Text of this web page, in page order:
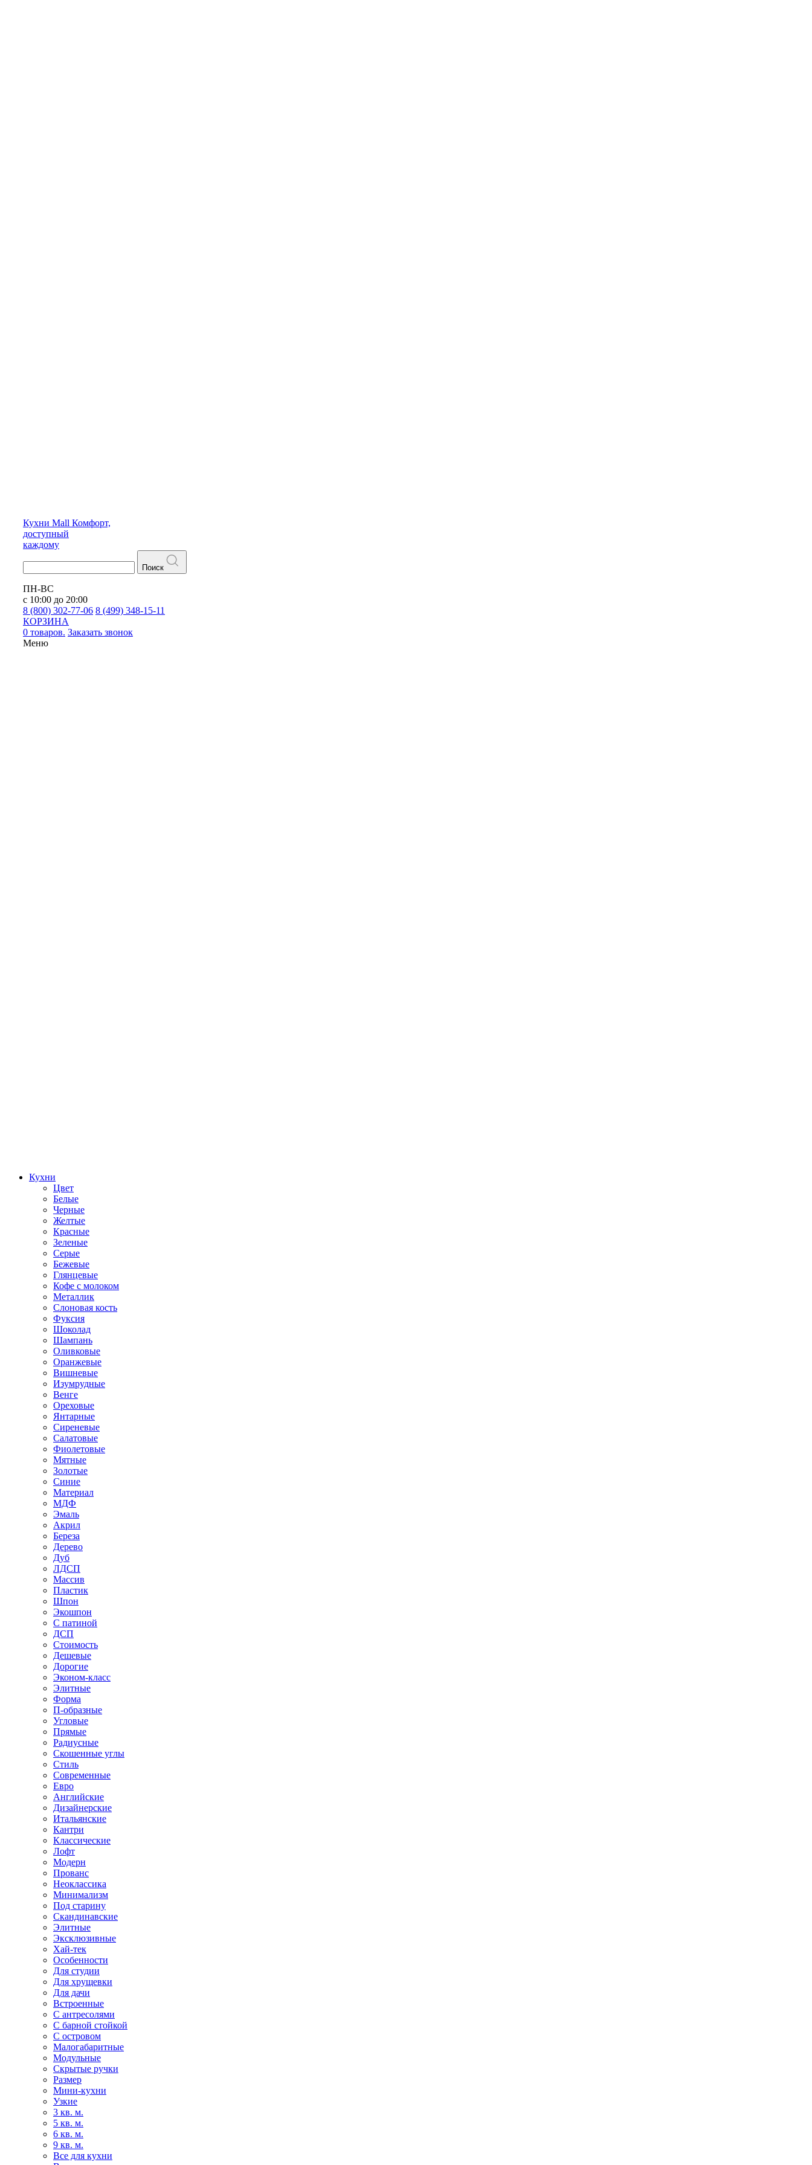
Кухни Mall Комфорт,
доступный
каждому
Поиск
ПН-ВС
с 10:00 до 20:00
8 (800) 302-77-06 8 (499) 348-15-11
КОРЗИНА
0 товаров. Заказать звонок
Меню
Кухни
Цвет
Белые
Черные
Желтые
Красные
Зеленые
Серые
Бежевые
Глянцевые
Кофе с молоком
Металлик
Слоновая кость
Фуксия
Шоколад
Шампань
Оливковые
Оранжевые
Вишневые
Изумрудные
Венге
Ореховые
Янтарные
Сиреневые
Салатовые
Фиолетовые
Мятные
Золотые
Синие
Материал
МДФ
Эмаль
Акрил
Береза
Дерево
Дуб
ЛДСП
Массив
Пластик
Шпон
Экошпон
С патиной
ДСП
Стоимость
Дешевые
Дорогие
Эконом-класс
Элитные
Форма
П-образные
Угловые
Прямые
Радиусные
Скошенные углы
Стиль
Современные
Евро
Английские
Дизайнерские
Итальянские
Кантри
Классические
Лофт
Модерн
Прованс
Неоклассика
Минимализм
Под старину
Скандинавские
Элитные
Эксклюзивные
Хай-тек
Особенности
Для студии
Для хрущевки
Для дачи
Встроенные
С антресолями
С барной стойкой
С островом
Малогабаритные
Модульные
Скрытые ручки
Размер
Мини-кухни
Узкие
3 кв. м.
5 кв. м.
6 кв. м.
9 кв. м.
Все для кухни